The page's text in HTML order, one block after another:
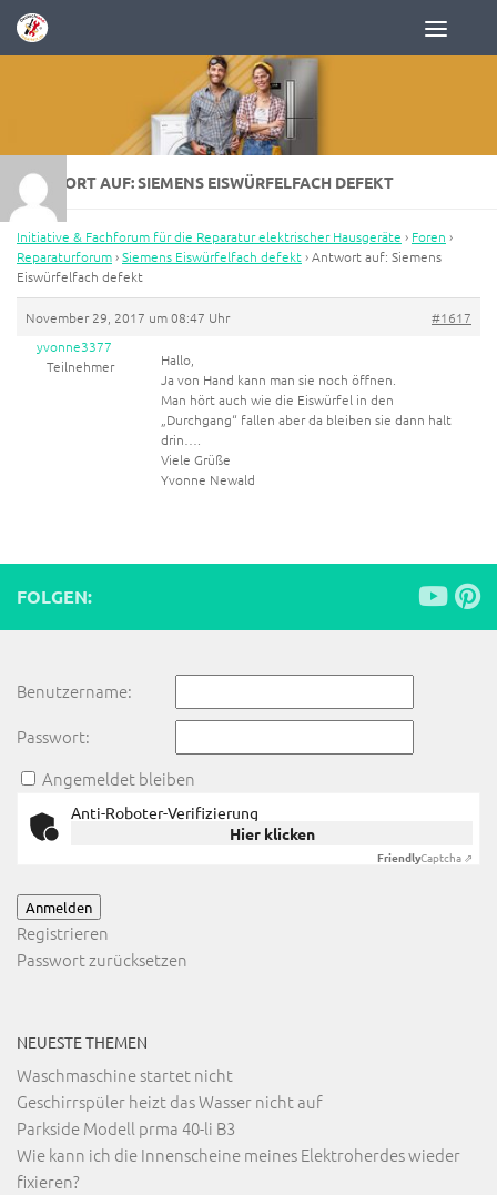
Zum Inhalt springen
ANTWORT AUF: SIEMENS EISWÜRFELFACH DEFEKT
Initiative & Fachforum für die Reparatur elektrischer Hausgeräte › Foren ›
Reparaturforum›Siemens Eiswürfelfach defekt›Antwort auf: Siemens
Eiswürfelfach defekt
November 29, 2017 um 08:47 Uhr
#1617
yvonne3377
Teilnehmer
Hallo,
Ja von Hand kann man sie noch öffnen.
Man hört auch wie die Eiswürfel in den
„Durchgang“ fallen aber da bleiben sie dann halt
drin….
Viele Grüße
Yvonne Newald
FOLGEN:
Benutzername:
Passwort:
Angemeldet bleiben
Anti-Roboter-Verifizierung
Hier klicken
FriendlyCaptcha ⇗
Anmelden
Registrieren
Passwort zurücksetzen
NEUESTE THEMEN
Waschmaschine startet nicht
Geschirrspüler heizt das Wasser nicht auf
Parkside Modell prma 40-li B3
Wie kann ich die Innenscheine meines Elektroherdes wieder
fixieren?